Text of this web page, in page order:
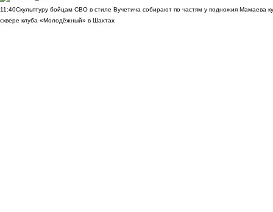
11:40Скульптуру бойцам СВО в стиле Вучетича собирают по частям у подножия Мамаева
сквере клуба «Молодёжный» в Шахтах